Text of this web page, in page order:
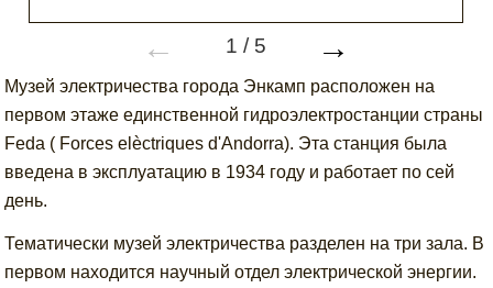
← 1 / 5 →
Музей электричества города Энкамп расположен на
первом этаже единственной гидроэлектростанции страны
Feda ( Forces elèctriques d'Andorra). Эта станция была
введена в эксплуатацию в 1934 году и работает по сей
день.
Тематически музей электричества разделен на три зала. В
первом находится научный отдел электрической энергии.